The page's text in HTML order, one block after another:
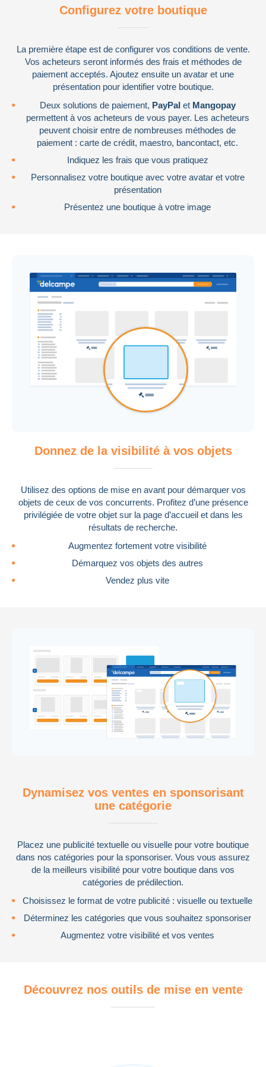
Monnaies & Billets
1 367 555 objets
Photographie
1 769 845 objets
Vieux Papiers
Autres collections
0 objets
Configurez votre boutique
La première étape est de configurer vos conditions de vente.
Vos acheteurs seront informés des frais et méthodes de
paiement acceptés. Ajoutez ensuite un avatar et une
présentation pour identifier votre boutique.
Deux solutions de paiement, PayPalet Mangopay
permettent à vos acheteurs de vous payer. Les acheteurs
peuvent choisir entre de nombreuses méthodes de
paiement : carte de crédit, maestro, bancontact, etc.
Indiquez les frais que vous pratiquez
Personnalisez votre boutique avec votre avatar et votre
présentation
Présentez une boutique à votre image
Donnez de la visibilité à vos objets
Utilisez des options de mise en avant pour démarquer vos
objets de ceux de vos concurrents. Profitez d’une présence
privilégiée de votre objet sur la page d’accueil et dans les
résultats de recherche.
Augmentez fortement votre visibilité
Démarquez vos objets des autres
Vendez plus vite
Dynamisez vos ventes en sponsorisant
une catégorie
Placez une publicité textuelle ou visuelle pour votre boutique
dans nos catégories pour la sponsoriser. Vous vous assurez
de la meilleurs visibilité pour votre boutique dans vos
catégories de prédilection.
Choisissez le format de votre publicité : visuelle ou textuelle
Déterminez les catégories que vous souhaitez sponsoriser
Augmentez votre visibilité et vos ventes
Découvrez nos outils de mise en vente